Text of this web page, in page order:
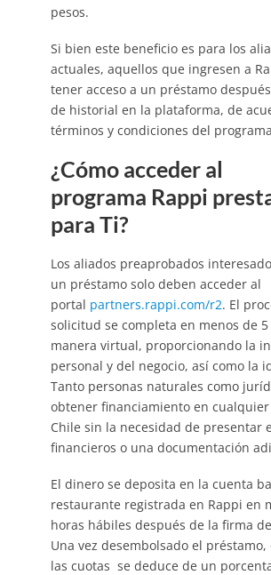
pesos.
Si bien este beneficio es para los
actuales, aquellos que ingresen a
tener acceso a un préstamo
de historial en la plataforma, de
términos y condiciones del
¿Cómo acceder al
programa Rappi
para Ti?
Los aliados preaprobados
un préstamo solo deben acceder al
portal partners.rappi.com/r2. El
solicitud se completa en menos de
manera virtual, proporcionando la
personal y del negocio, así como la
Tanto personas naturales como
obtener financiamiento en
Chile sin la necesidad de presentar
financieros o una documentación
El dinero se deposita en la cuenta
restaurante registrada en Rappi en
horas hábiles después de la firma
Una vez desembolsado el préstamo,
las cuotas se deduce de un